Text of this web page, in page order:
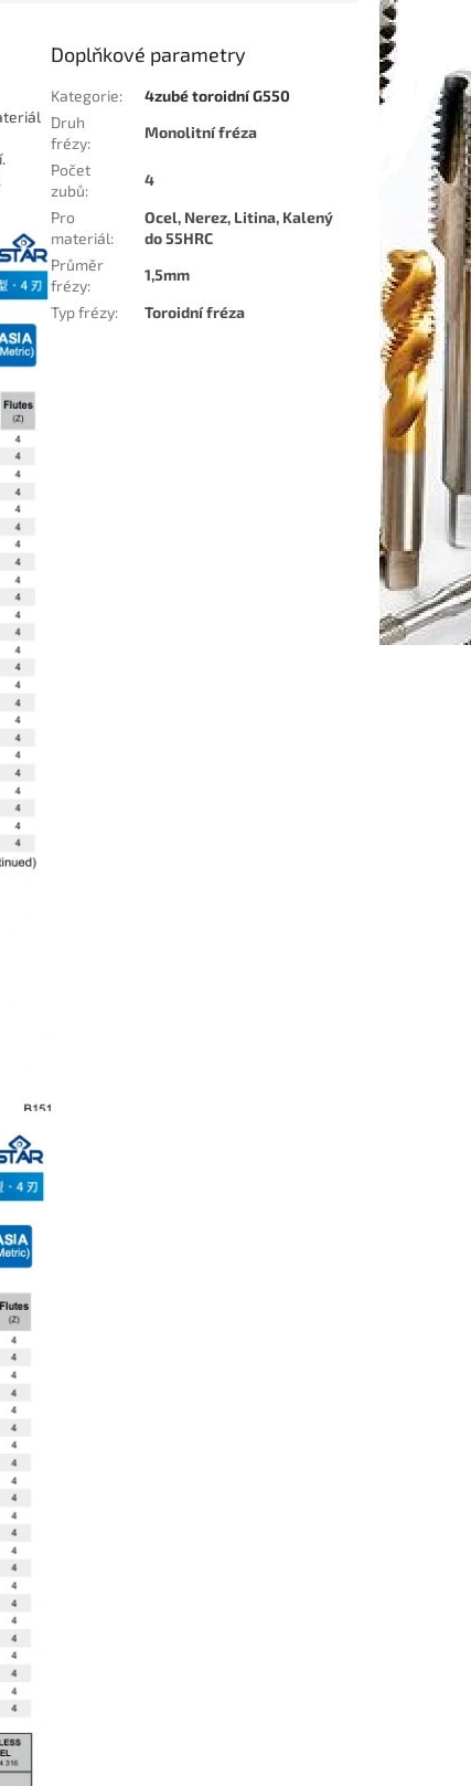
Doplňkové parametry
Kategorie:
4zubé toroidní G550
Druh
frézy:
Monolitní fréza
Počet
zubů:
4
Pro
materiál:
Ocel, Nerez, Litina, Kalený
do 55HRC
Průměr
frézy:
1,5mm
Typ frézy: Toroidní fréza